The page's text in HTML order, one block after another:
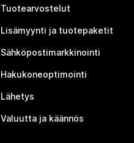
Tuotearvostelut
Lisämyynti ja tuotepaketit
Sähköpostimarkkinointi
Hakukoneoptimointi
Lähetys
Valuutta ja käännös